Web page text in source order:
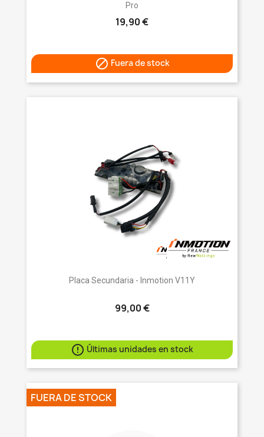
Pro
19,90 €
 Fuera de stock
Placa Secundaria - Inmotion V11Y
99,00 €
 Últimas unidades en stock
FUERA DE STOCK